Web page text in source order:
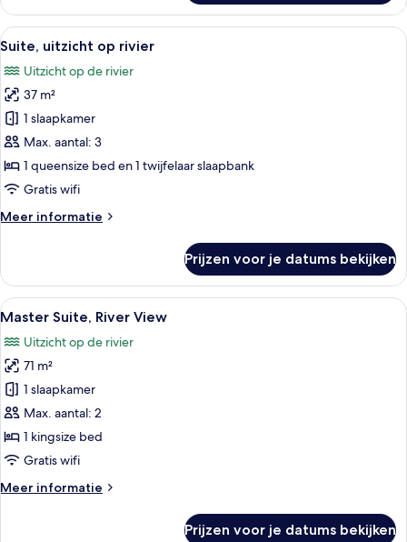
Twin
kamer,
uitzicht
rivier
Alle
foto's
voor
Suite,
uitzicht
op
rivier
laden
Een moderne hotelkamer met een
7
Suite, uitzicht op rivier
Uitzicht op de rivier
37 m²
1 slaapkamer
Max. aantal: 3
1 queensize bed en 1 twijfelaar slaapbank
Gratis wifi
Meer informatie
Meer
uitzicht
op
rivier
Prijzen voor je datums bekijken
Alle
foto's
voor
Master
Suite,
River
View
laden
Een moderne hotelkamer met een
12
Master Suite, River View
Uitzicht op de rivier
71 m²
1 slaapkamer
Max. aantal: 2
1 kingsize bed
Gratis wifi
Meer informatie
Meer
Prijzen voor je datums bekijken